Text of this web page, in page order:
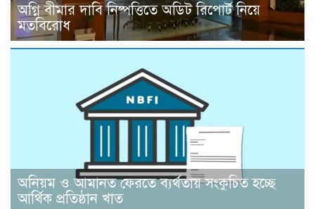
অগ্নি বীমার দাবি নিষ্পত্তিতে অডিট রিপোর্ট নিয়ে
মতবিরোধ
অনিয়ম ও আমানত ফেরতে ব্যর্থতায় সংকুচিত হচ্ছে
আর্থিক প্রতিষ্ঠান খাত